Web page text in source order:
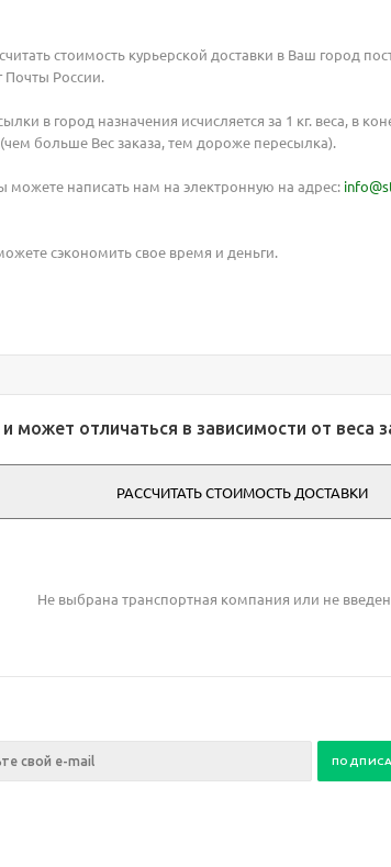
стоимость курьерской доставки в Ваш город
Почты России.
в город назначения исчисляется за 1 кг. веса, в
больше Вес заказа, тем дороже пересылка).
написать нам на электронную на адрес:
сэкономить свое время и деньги.
отличаться в зависимости от веса
РАССЧИТАТЬ СТОИМОСТЬ ДОСТАВКИ
Не выбрана транспортная компания или не
Ваш E-mail:
Ваш E-mail: